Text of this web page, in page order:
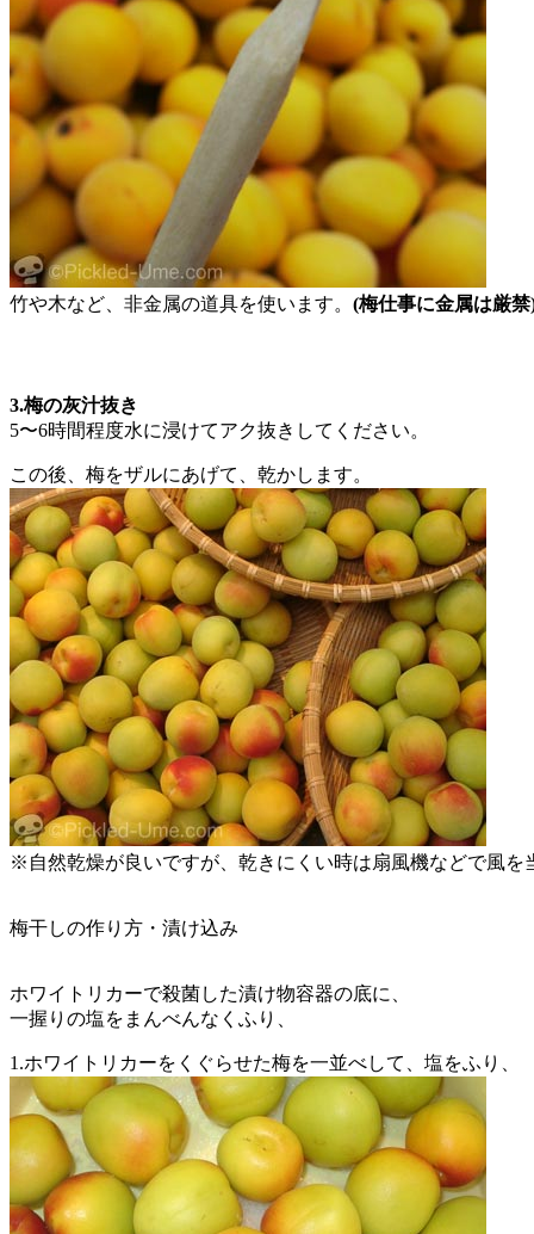
竹や木など、非金属の道具を使います。 (梅仕事に金属は厳禁
3.梅の灰汁抜き
5〜6時間程度水に浸けてアク抜きしてください。
この後、梅をザルにあげて、乾かします。
※自然乾燥が良いですが、乾きにくい時は扇風機などで風を
梅干しの作り方・漬け込み
ホワイトリカーで殺菌した漬け物容器の底に、
一握りの塩をまんべんなくふり、
1.ホワイトリカーをくぐらせた梅を一並べして、塩をふり、